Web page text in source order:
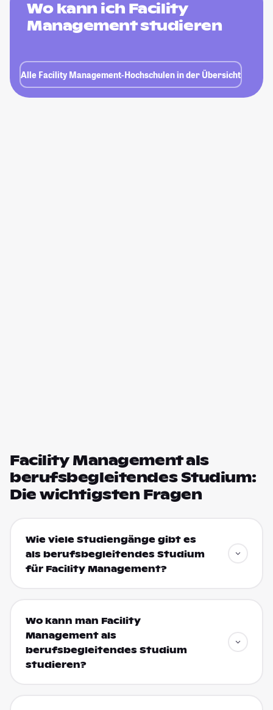
Wo kann ich Facility
Management studieren
Alle Facility Management-Hochschulen in der Übersicht
Facility Management als
berufsbegleitendes Studium:
Die wichtigsten Fragen
Wie viele Studiengänge gibt es
als berufsbegleitendes Studium
für Facility Management?
Wo kann man Facility
Management als
berufsbegleitendes Studium
studieren?